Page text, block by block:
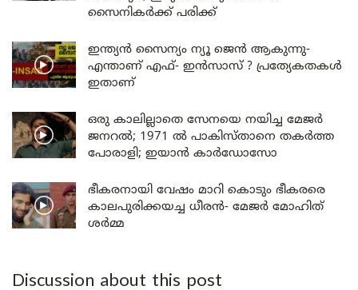
സൈനികർക്ക് പരിക്ക്
ഇന്ത്യൻ സൈന്യം ന്യൂ ജെൻ ആകുന്നു-
എന്താണ് എഫ്- ഇൻസാസ് ? പ്രത്യേകതകൾ
ഇതാണ്
ഒരു കാലില്ലാതെ സേനയെ നയിച്ച മേജർ
ജനറൽ; 1971 ൽ പാകിസ്താനെ തകർത്ത
പോരാളി; ഇയാൻ കാർഡോസോ
ഭീകരനായി വേഷം മാറി കൊടും ഭീകരരെ
കാലപുരിക്കയച്ച ധീരൻ- മേജർ മോഹിത്
ശർമ്മ
Discussion about this post